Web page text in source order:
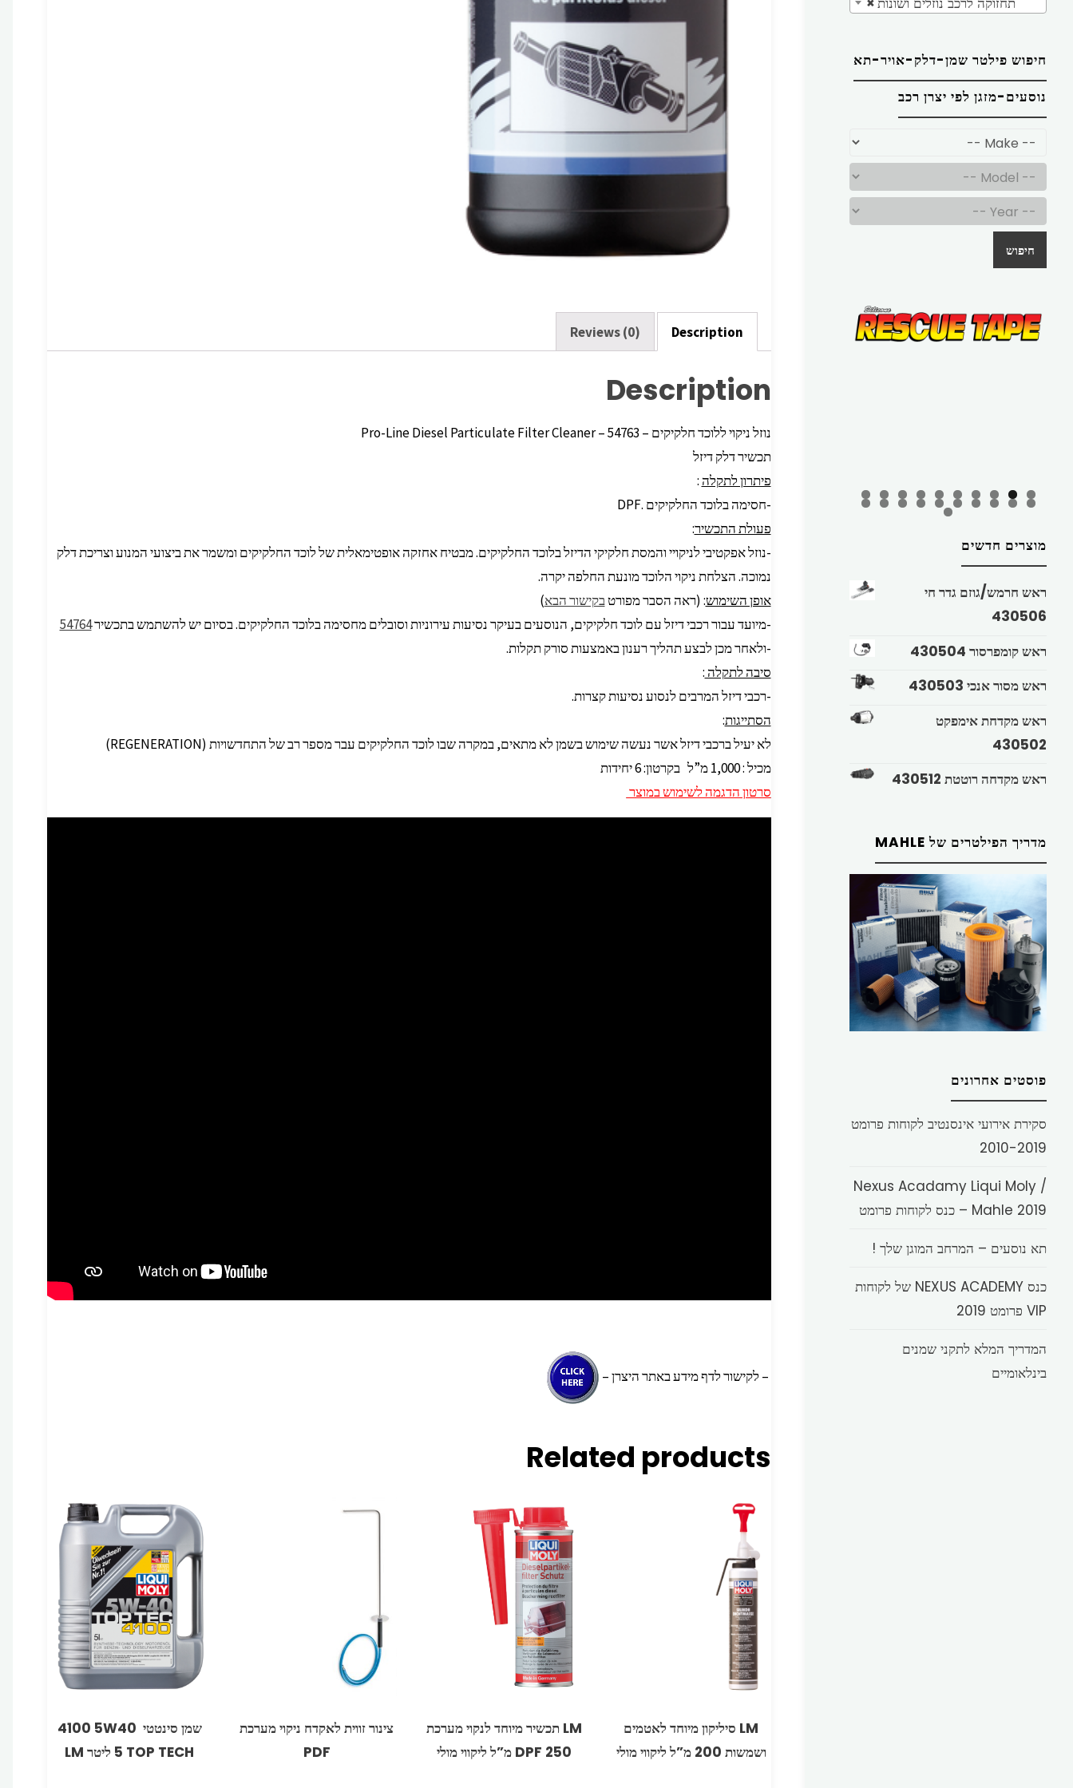
Description
Reviews (0)
Description
נוזל ניקוי ללוכד חלקיקים – Pro-Line Diesel Particulate Filter Cleaner – 54763
תכשיר דלק דיזל
פיתרון לתקלה :
-חסימה בלוכד החלקיקים .DPF
פעולת התכשיר:
-נוזל אפקטיבי לניקויי והמסת חלקיקי הדיזל בלוכד החלקיקים. מבטיח אחזקה אופטימאלית של לוכד החלקיקים ומשמר את ביצועי המנוע וצריכת דלק
נמוכה. הצלחת ניקוי הלוכד מונעת החלפה יקרה.
אופן השימוש: (ראה הסבר מפורטבקישור הבא)
-מיועד עבור רכבי דיזל עם לוכד חלקיקים, הנוסעים בעיקר נסיעות עירוניות וסובלים מחסימה בלוכד החלקיקים. בסיום יש להשתמש בתכשיר54764
-ולאחר מכן לבצע תהליך רענון באמצעות סורק תקלות.
סיבה לתקלה :
-רכבי דיזל המרבים לנסוע נסיעות קצרות.
הסתייגות:
לא יעיל ברכבי דיזל אשר נעשה שימוש בשמן לא מתאים, במקרה שבו לוכד החלקיקים עבר מספר רב של התחדשויות (REGENERATION)
מכיל : 1,000 מ”ל בקרטון: 6 יחידות
סרטון הדגמה לשימוש במוצר
– לקישור לדף מידע באתר היצרן –
Related products
LM סיליקון מיוחד לאטמים
ושמשות 200 מ”ל ליקווי מולי
LM תכשיר מיוחד לנקוי מערכת
250 DPF מ”ל ליקווי מולי
צינור זווית לאקדח ניקוי מערכת
PDF
‏שמן סינטטי 5W40‏ 4100
חיפוש פילטר שמן-דלק-אויר-תא
נוסעים-מזגן לפי יצרן רכב
חיפוש
מוצרים חדשים
ראש חרמש/גוזם גדר חי
430506
ראש קומפרסור 430504
ראש מסור אנכי 430503
ראש מקדחת אימפקט
430502
ראש מקדחה רוטטת 430512
מדריך הפילטרים של MAHLE
פוסטים אחרונים
סקירת אירועי אינסנטיב לקוחות פרומט
2010-2019
Nexus Acadamy Liqui Moly /
Mahle 2019 – כנס לקוחות פרומט
תא נוסעים – המרחב המוגן שלך !
כנס NEXUS ACADEMY של לקוחות
VIP פרומט 2019
המדריך המלא לתקני שמנים
בינלאומיים